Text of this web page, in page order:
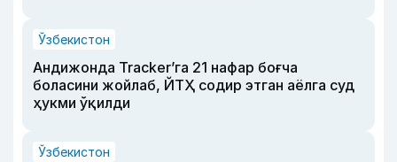
Ўзбекистон
Андижонда Tracker’га 21 нафар боғча
боласини жойлаб, ЙТҲ содир этган аёлга суд
ҳукми ўқилди
Ўзбекистон